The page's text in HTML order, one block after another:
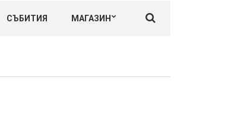
СЪБИТИЯ МАГАЗИН